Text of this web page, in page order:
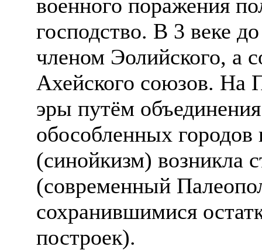
военного поражения
господство. В 3 веке
членом Эолийского, а
Ахейского союзов. На
эры путём
обособленных
(синойкизм) возникла
(современный
сохранившимися
построек).